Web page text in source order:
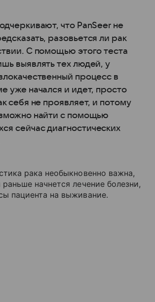
что PanSeer не
разовьется ли рак
С помощью этого теста
выявлять тех людей, у
процесс в
уже начался и идет, просто
себя не проявляет, и потому
найти с помощью
сейчас диагностических
рака необыкновенно важна,
начнется лечение болезни,
пациента на выживание.